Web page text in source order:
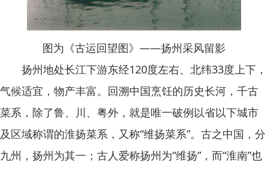
图为《古运回望图》——扬州采风留影
扬州地处长江下游东经120度左右、北纬33度上下，
气候适宜，物产丰富。回溯中国烹饪的历史长河，千古
菜系，除了鲁、川、粤外，就是唯一破例以省以下城市
及区域称谓的淮扬菜系，又称“维扬菜系”。古之中国，分
九州，扬州为其一；古人爱称扬州为“维扬”，而“淮南”也